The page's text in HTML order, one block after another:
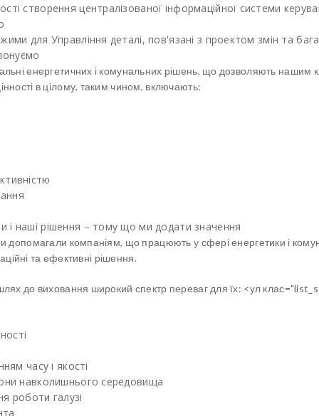
створення централізованої інформаційної системи
для Управління деталі, пов'язані з проектом змін та
енергетичних і комунальних рішень, що дозволяють нашим
в цілому, таким чином, включають:
і наші рішення – тому що ми додати значення
допомагали компаніям, що працюють у сфері енергетики і
та ефективні рішення.
до виховання широкий спектр переваг для їх: <ул
часу і якості
навколишнього середовища
роботи галузі